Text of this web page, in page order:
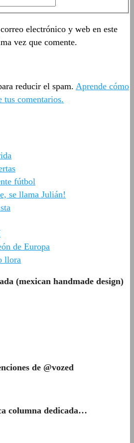
electrónico y web en este
vez que comente.
reducir el spam. Aprende cómo
tus comentarios.
fútbol
se llama Julián!
de Europa
llora
(mexican handmade design)
de @vozed
columna dedicada…